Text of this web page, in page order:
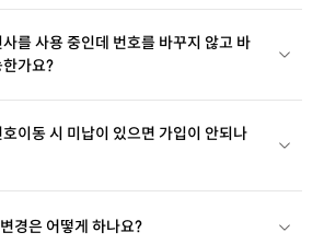
를 사용 중인데 번호를 바꾸지 않고 바
가요?
이동 시 미납이 있으면 가입이 안되나
경은 어떻게 하나요?